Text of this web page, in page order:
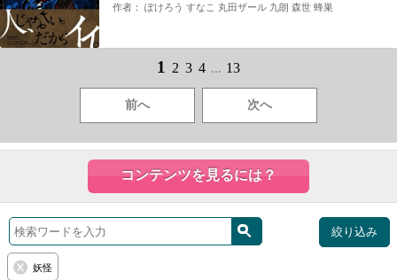
作者： ぽけろう すなこ 丸田ザール 九朗 森世 蜂巣
1 2 3 4 ... 13
前へ 次へ
コンテンツを見るには？
絞り込み
妖怪